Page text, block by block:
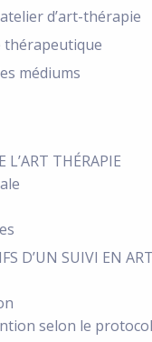
d’art-thérapie
thérapeutique
médiums
L’ART THÉRAPIE
D’UN SUIVI EN
selon le